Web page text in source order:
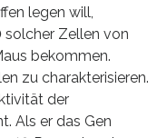
legen will,
solcher Zellen von
bekommen.
zu charakterisieren.
der
Als er das Gen